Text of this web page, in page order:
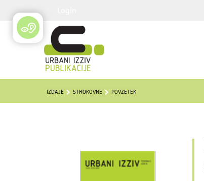
IZDAJE STROKOVNE POVZETEK